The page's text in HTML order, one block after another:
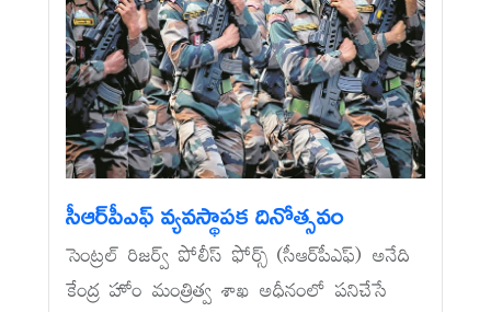
సీఆర్‌పీఎఫ్‌ వ్యవస్థాపక దినోత్సవం
సెంట్రల్‌ రిజర్వ్‌ పోలీస్‌ ఫోర్స్‌ (సీఆర్‌పీఎఫ్‌) అనేది
కేంద్ర హోం మంత్రిత్వ శాఖ అధీనంలో పనిచేసే